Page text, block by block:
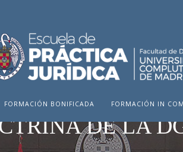
FORMACIÓN BONIFICADA FORMACIÓN IN
DE LA